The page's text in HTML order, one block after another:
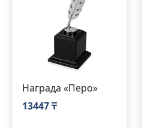
Награда «Перо»
13447 ₸